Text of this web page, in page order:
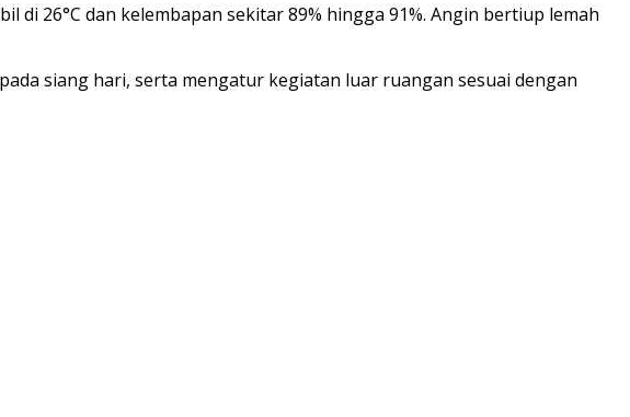
di 26°C dan kelembapan sekitar 89% hingga 91%. Angin bertiup lemah
siang hari, serta mengatur kegiatan luar ruangan sesuai dengan